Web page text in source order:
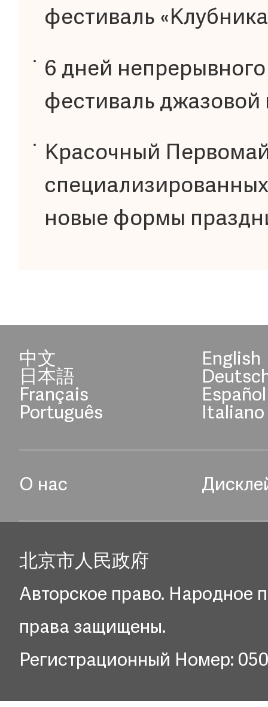
фестиваль
6 дней непрерывного
фестиваль джазовой
Красочный
новые формы
中文 English
日本語
Français Español
Português Italiano
О нас
北京市人民政府
Авторское право. Народное
права защищены.
Регистрационный Номер: